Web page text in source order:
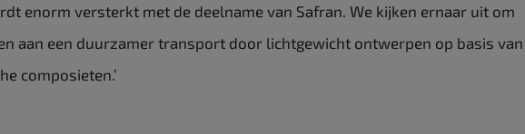
enorm versterkt met de deelname van Safran. We kijken ernaar uit om
aan een duurzamer transport door lichtgewicht ontwerpen op basis van
composieten.’